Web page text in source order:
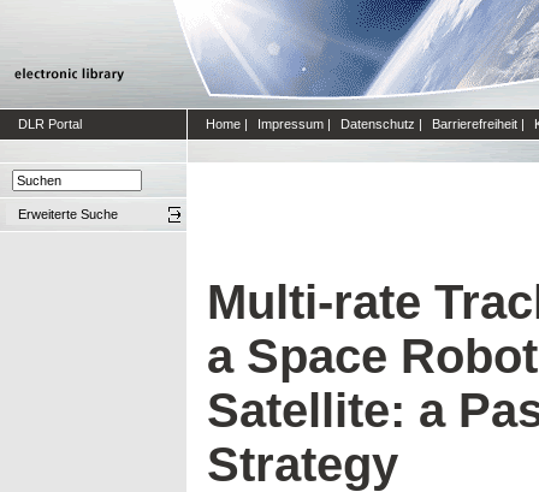
DLR Portal Home | Impressum | Datenschutz | Barrierefreiheit |
Erweiterte Suche
Multi-rate
a Space
Satellite: a
Strategy